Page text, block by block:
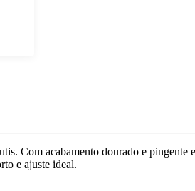
Com acabamento dourado e
e ajuste ideal.